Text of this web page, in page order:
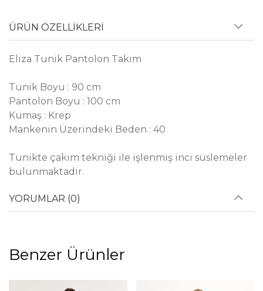
ÜRÜN ÖZELLİKLERİ
Eliza Tunik Pantolon Takım
Tunik Boyu : 90 cm
Pantolon Boyu : 100 cm
Kumaş : Krep
Mankenin Üzerindeki Beden : 40
Tunikte çakım tekniği ile işlenmiş inci süslemeler
bulunmaktadır.
YORUMLAR (0)
Benzer Ürünler